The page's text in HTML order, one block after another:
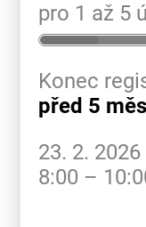
pro 1 až 5
Konec
před 5
23. 2. 2026
8:00 –